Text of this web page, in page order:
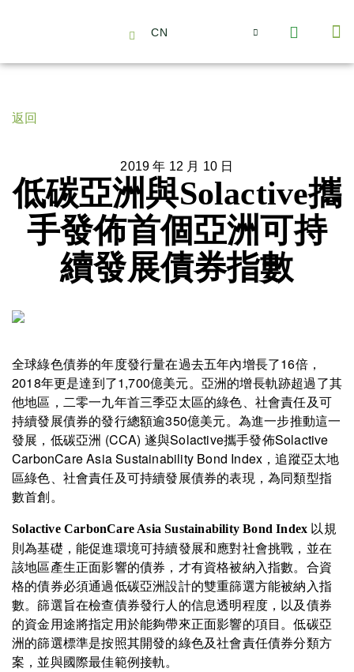
CN
返回
2019 年 12 月 10 日
低碳亞洲與Solactive攜
手發佈首個亞洲可持
續發展債券指數
全球綠色債券的年度發行量在過去五年內增長了16倍，
2018年更是達到了1,700億美元。亞洲的增長軌跡超過了其
他地區，二零一九年首三季亞太區的綠色、社會責任及可
持續發展債券的發行總額逾350億美元。為進一步推動這一
發展，低碳亞洲 (CCA) 遂與Solactive攜手發佈Solactive
CarbonCare Asia Sustainability Bond Index，追蹤亞太地
區綠色、社會責任及可持續發展債券的表現，為同類型指
數首創。
Solactive CarbonCare Asia Sustainability Bond Index 以規
則為基礎，能促進環境可持續發展和應對社會挑戰，並在
該地區產生正面影響的債券，才有資格被納入指數。合資
格的債券必須通過低碳亞洲設計的雙重篩選方能被納入指
數。篩選旨在檢查債券發行人的信息透明程度，以及債券
的資金用途將指定用於能夠帶來正面影響的項目。低碳亞
洲的篩選標準是按照其開發的綠色及社會責任債券分類方
案，並與國際最佳範例接軌。